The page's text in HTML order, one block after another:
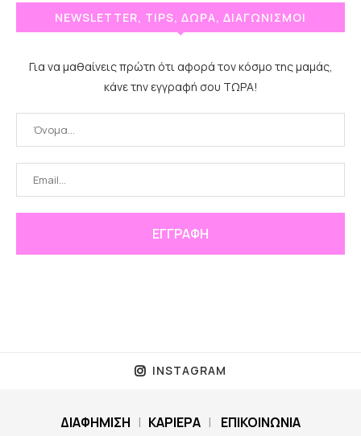
NEWSLETTER, TIPS, ΔΩΡΑ, ΔΙΑΓΩΝΙΣΜΟΙ
Για να μαθαίνεις πρώτη ότι αφορά τον κόσμο της μαμάς,
κάνε την εγγραφή σου ΤΩΡΑ!
INSTAGRAM
ΔΙΑΦΗΜΙΣΗ | ΚΑΡΙΕΡΑ | ΕΠΙΚΟΙΝΩΝΙΑ